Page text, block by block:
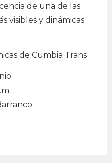
de una de las
visibles y dinámicas
de Cumbia Trans